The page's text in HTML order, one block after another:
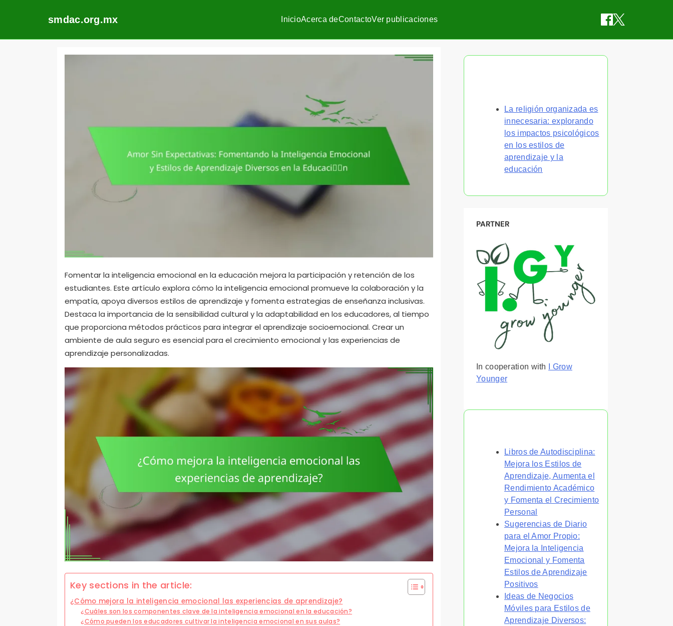
smdac.org.mx InicioAcerca deContactoVer publicaciones
Fomentar la inteligencia emocional en la educación mejora la participación y retención de los
estudiantes. Este artículo explora cómo la inteligencia emocional promueve la colaboración y la
empatía, apoya diversos estilos de aprendizaje y fomenta estrategias de enseñanza inclusivas.
Destaca la importancia de la sensibilidad cultural y la adaptabilidad en los educadores, al tiempo
que proporciona métodos prácticos para integrar el aprendizaje socioemocional. Crear un
ambiente de aula seguro es esencial para el crecimiento emocional y las experiencias de
aprendizaje personalizadas.
Key sections in the article:
¿Cómo mejora la inteligencia emocional las experiencias de aprendizaje?
¿Cuáles son los componentes clave de la inteligencia emocional en la educación?
¿Cómo pueden los educadores cultivar la inteligencia emocional en sus aulas?
La religión organizada es
innecesaria: explorando
los impactos psicológicos
en los estilos de
aprendizaje y la
educación
PARTNER
In cooperation with
I Grow
Younger
Libros de Autodisciplina:
Mejora los Estilos de
Aprendizaje, Aumenta el
Rendimiento Académico
y Fomenta el Crecimiento
Personal
Sugerencias de Diario
para el Amor Propio:
Mejora la Inteligencia
Emocional y Fomenta
Estilos de Aprendizaje
Positivos
Ideas de Negocios
Móviles para Estilos de
Aprendizaje Diversos: